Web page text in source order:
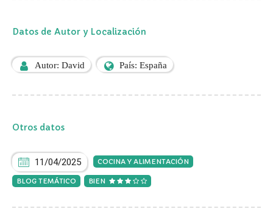
Datos de Autor y Localización
Autor: David País: España
Otros datos
11/04/2025 COCINA Y ALIMENTACIÓN
BLOG TEMÁTICO BIEN